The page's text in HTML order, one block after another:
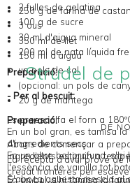
2 fulles de gelatina
100 g de sucre
30 ml d'aigua mineral
200 ml de nata líquida
Preparació:
- Per al bescuit:
Es preescalfa el forn a
En un bol gran, es tamisa
d'ingredients secs.
En un altre bol profund,
l'essència de vainilla tot
S'aboca aquesta mescla al
250 g de farina de
3 ous
350 ml de llet
150 ml d'aigua
un pols de sal
(opcional: un pols de
20 g de mantega
Preparació:
Abans de començar a
ingredients estiguin a
En un bol, s'hi tamisa la
Strudel de
DE
La recepta d'avui prové de
creuat fronteres per